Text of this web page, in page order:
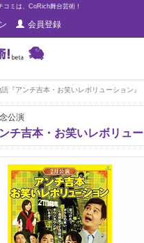
ミは、CoRich舞台芸術！
会員登録
『アンチ吉本・お笑いレボリューション』
公演
チ吉本・お笑いレボリュー